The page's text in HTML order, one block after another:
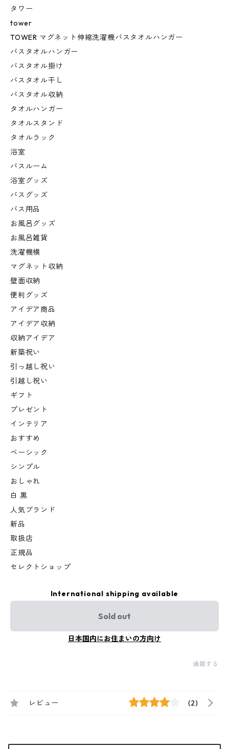
タワー
tower
TOWER マグネット伸縮洗濯機バスタオルハンガー
バスタオルハンガー
バスタオル掛け
バスタオル干し
バスタオル収納
タオルハンガー
タオルスタンド
タオルラック
浴室
バスルーム
浴室グッズ
バスグッズ
バス用品
お風呂グッズ
お風呂雑貨
洗濯機横
マグネット収納
壁面収納
便利グッズ
アイデア商品
アイデア収納
収納アイデア
新築祝い
引っ越し祝い
引越し祝い
ギフト
プレゼント
インテリア
おすすめ
ベーシック
シンプル
おしゃれ
白 黒
人気ブランド
新品
取扱店
正規品
セレクトショップ
International shipping available
Sold out
日本国内にお住まいの方向け
通報する
レビュー (2)